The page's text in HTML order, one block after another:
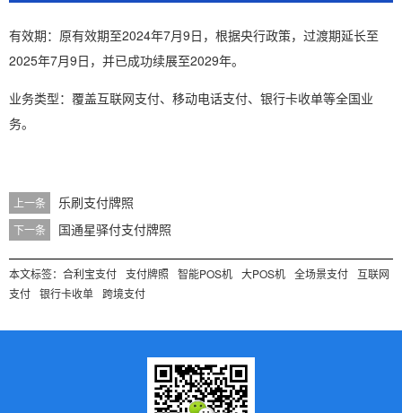
有效期：原有效期至2024年7月9日，根据央行政策，过渡期延长至
2025年7月9日，并已成功续展至2029年。
业务类型：覆盖互联网支付、移动电话支付、银行卡收单等全国业
务。
上一条 乐刷支付牌照
下一条 国通星驿付支付牌照
本文标签： 合利宝支付 支付牌照 智能POS机 大POS机 全场景支付
互联网
支付 银行卡收单 跨境支付